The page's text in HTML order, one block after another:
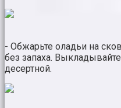
- Обжарьте оладьи на
без запаха.
десертной.